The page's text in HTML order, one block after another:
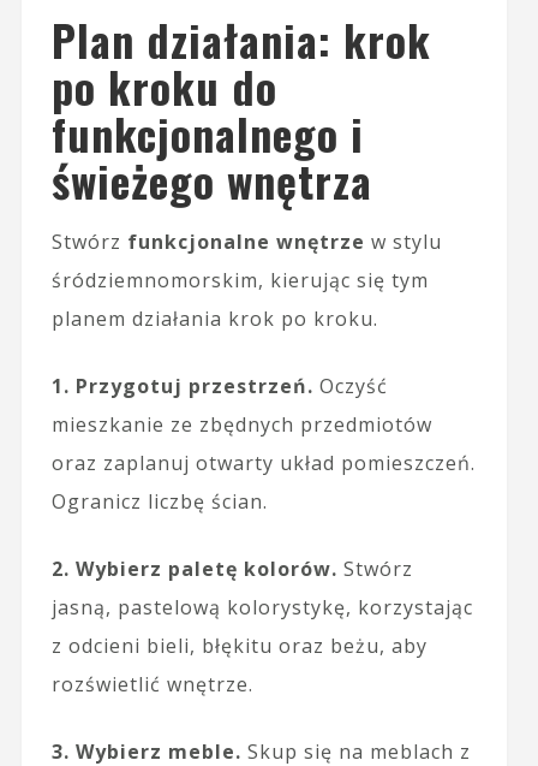
Plan działania: krok
po kroku do
funkcjonalnego i
świeżego wnętrza
Stwórz funkcjonalne wnętrze w stylu
śródziemnomorskim, kierując się tym
planem działania krok po kroku.
1. Przygotuj przestrzeń. Oczyść
mieszkanie ze zbędnych przedmiotów
oraz zaplanuj otwarty układ pomieszczeń.
Ogranicz liczbę ścian.
2. Wybierz paletę kolorów. Stwórz
jasną, pastelową kolorystykę, korzystając
z odcieni bieli, błękitu oraz beżu, aby
rozświetlić wnętrze.
3. Wybierz meble. Skup się na meblach z